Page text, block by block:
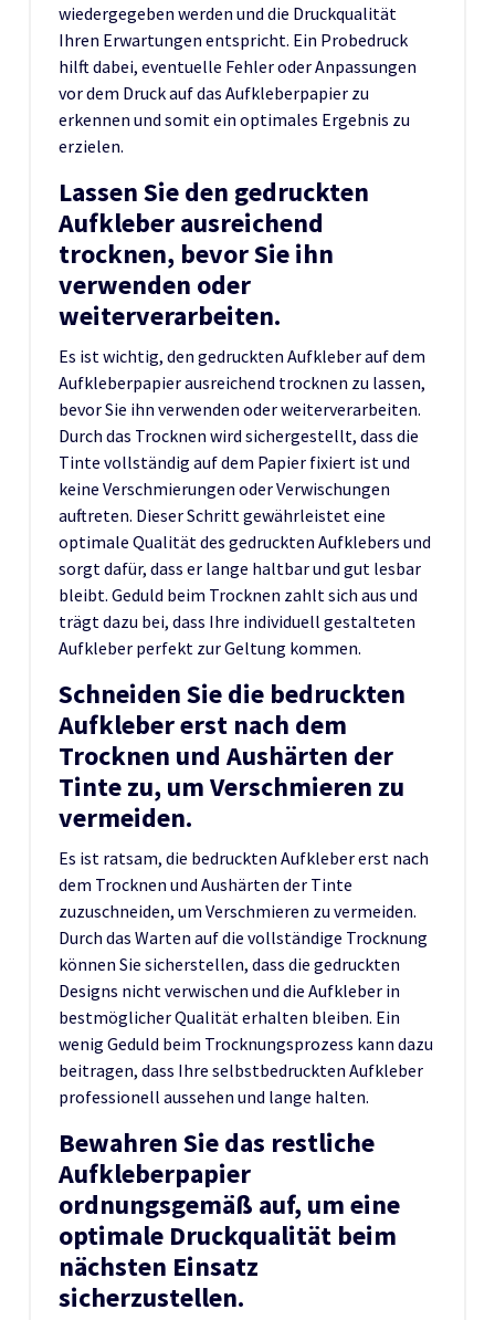
wiedergegeben werden und die Druckqualität
Ihren Erwartungen entspricht. Ein Probedruck
hilft dabei, eventuelle Fehler oder Anpassungen
vor dem Druck auf das Aufkleberpapier zu
erkennen und somit ein optimales Ergebnis zu
erzielen.
Lassen Sie den gedruckten
Aufkleber ausreichend
trocknen, bevor Sie ihn
verwenden oder
weiterverarbeiten.
Es ist wichtig, den gedruckten Aufkleber auf dem
Aufkleberpapier ausreichend trocknen zu lassen,
bevor Sie ihn verwenden oder weiterverarbeiten.
Durch das Trocknen wird sichergestellt, dass die
Tinte vollständig auf dem Papier fixiert ist und
keine Verschmierungen oder Verwischungen
auftreten. Dieser Schritt gewährleistet eine
optimale Qualität des gedruckten Aufklebers und
sorgt dafür, dass er lange haltbar und gut lesbar
bleibt. Geduld beim Trocknen zahlt sich aus und
trägt dazu bei, dass Ihre individuell gestalteten
Aufkleber perfekt zur Geltung kommen.
Schneiden Sie die bedruckten
Aufkleber erst nach dem
Trocknen und Aushärten der
Tinte zu, um Verschmieren zu
vermeiden.
Es ist ratsam, die bedruckten Aufkleber erst nach
dem Trocknen und Aushärten der Tinte
zuzuschneiden, um Verschmieren zu vermeiden.
Durch das Warten auf die vollständige Trocknung
können Sie sicherstellen, dass die gedruckten
Designs nicht verwischen und die Aufkleber in
bestmöglicher Qualität erhalten bleiben. Ein
wenig Geduld beim Trocknungsprozess kann dazu
beitragen, dass Ihre selbstbedruckten Aufkleber
professionell aussehen und lange halten.
Bewahren Sie das restliche
Aufkleberpapier
ordnungsgemäß auf, um eine
optimale Druckqualität beim
nächsten Einsatz
sicherzustellen.